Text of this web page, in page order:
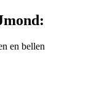
en bellen